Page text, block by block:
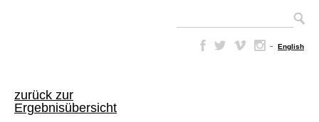
– English
zurück zur
Ergebnisübersicht